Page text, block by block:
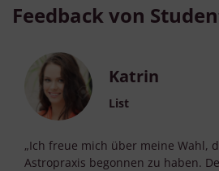
Feedback von
Katrin
List
„Ich freue mich über meine Wahl,
Astropraxis begonnen zu haben.